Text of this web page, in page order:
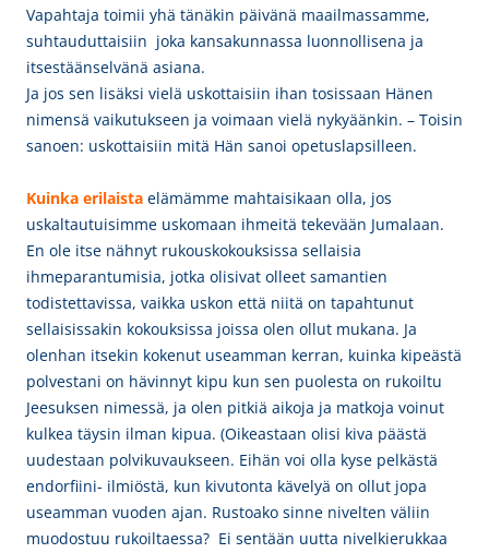
Vapahtaja toimii yhä tänäkin päivänä maailmassamme,
suhtauduttaisiin joka kansakunnassa luonnollisena ja
itsestäänselvänä asiana.
Ja jos sen lisäksi vielä uskottaisiin ihan tosissaan Hänen
nimensä vaikutukseen ja voimaan vielä nykyäänkin. – Toisin
sanoen: uskottaisiin mitä Hän sanoi opetuslapsilleen.
Kuinka erilaista elämämme mahtaisikaan olla, jos
uskaltautuisimme uskomaan ihmeitä tekevään Jumalaan.
En ole itse nähnyt rukouskokouksissa sellaisia
ihmeparantumisia, jotka olisivat olleet samantien
todistettavissa, vaikka uskon että niitä on tapahtunut
sellaisissakin kokouksissa joissa olen ollut mukana. Ja
olenhan itsekin kokenut useamman kerran, kuinka kipeästä
polvestani on hävinnyt kipu kun sen puolesta on rukoiltu
Jeesuksen nimessä, ja olen pitkiä aikoja ja matkoja voinut
kulkea täysin ilman kipua. (Oikeastaan olisi kiva päästä
uudestaan polvikuvaukseen. Eihän voi olla kyse pelkästä
endorfiini- ilmiöstä, kun kivutonta kävelyä on ollut jopa
useamman vuoden ajan. Rustoako sinne nivelten väliin
muodostuu rukoiltaessa? Ei sentään uutta nivelkierukkaa